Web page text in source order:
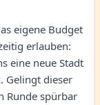
eigene Budget
erlauben:
eine neue Stadt
Gelingt dieser
Runde spürbar